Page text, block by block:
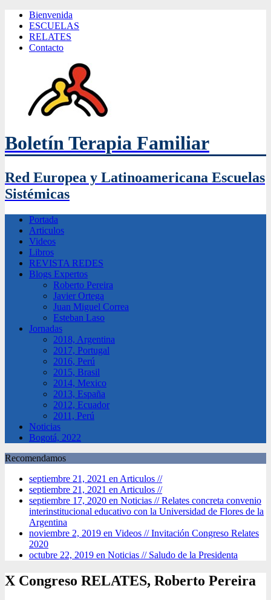
Bienvenida
ESCUELAS
RELATES
Contacto
Boletín Terapia Familiar
Red Europea y Latinoamericana Escuelas
Sistémicas
Portada
Articulos
Videos
Libros
REVISTA REDES
Blogs Expertos
Roberto Pereira
Javier Ortega
Juan Miguel Correa
Esteban Laso
Jornadas
2018, Argentina
2017, Portugal
2016, Perú
2015, Brasil
2014, Mexico
2013, España
2012, Ecuador
2011, Perú
Noticias
Bogotá, 2022
Recomendamos
septiembre 21, 2021 en Articulos //
septiembre 21, 2021 en Articulos //
septiembre 17, 2020 en Noticias //Relates concreta convenio
interinstitucional educativo con la Universidad de Flores de la
Argentina
noviembre 2, 2019 en Videos //Invitación Congreso Relates
2020
octubre 22, 2019 en Noticias // Saludo de la Presidenta
X Congreso RELATES, Roberto Pereira